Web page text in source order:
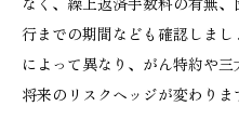
行までの期間なども確認しま
によって異なり、がん特約や
将来のリスクヘッジが変わりま